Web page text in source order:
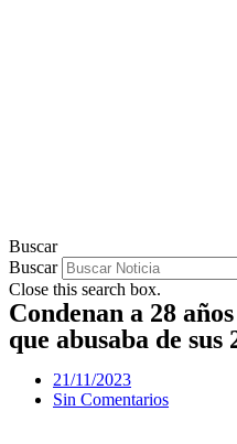
Buscar
Buscar
Close this search box.
Condenan a 28
que abusaba de
21/11/2023
Sin Comentarios